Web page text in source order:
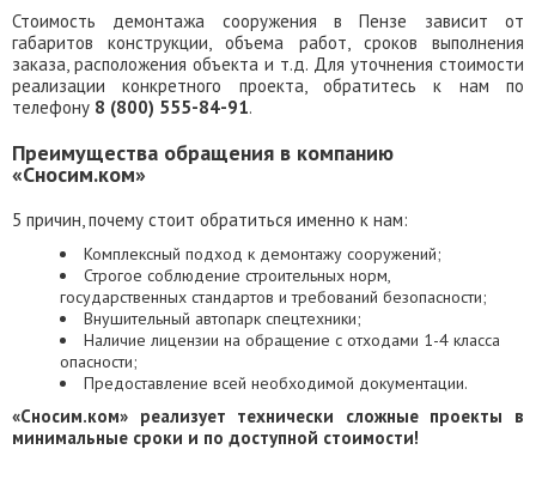
Стоимость демонтажа сооружения в Пензе зависит от
габаритов конструкции, объема работ, сроков выполнения
заказа, расположения объекта и т.д. Для уточнения стоимости
реализации конкретного проекта, обратитесь к нам по
телефону 8 (800) 555-84-91.
Преимущества обращения в компанию
«Сносим.ком»
5 причин, почему стоит обратиться именно к нам:
Комплексный подход к демонтажу сооружений;
Строгое соблюдение строительных норм,
государственных стандартов и требований безопасности;
Внушительный автопарк спецтехники;
Наличие лицензии на обращение с отходами 1-4 класса
опасности;
Предоставление всей необходимой документации.
«Сносим.ком» реализует технически сложные проекты в
минимальные сроки и по доступной стоимости!